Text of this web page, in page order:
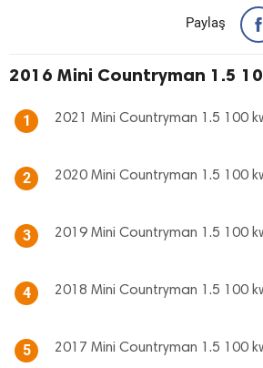
Paylaş
2016 Mini Countryman 1.5
1 2021 Mini Countryman 1.5 100
2 2020 Mini Countryman 1.5 100
3 2019 Mini Countryman 1.5 100
4 2018 Mini Countryman 1.5 100
5 2017 Mini Countryman 1.5 100